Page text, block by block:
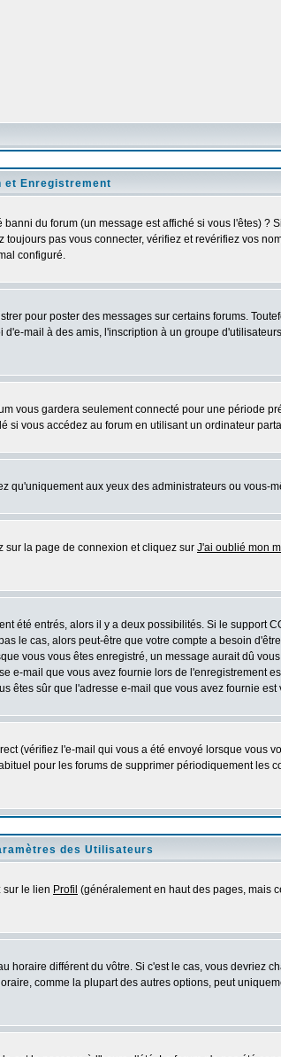
et Enregistrement
du forum (un message est affiché si vous l'êtes) ?
pas vous connecter, vérifiez et revérifiez vos
configuré.
pour poster des messages sur certains forums.
mail à des amis, l'inscription à un groupe
vous gardera seulement connecté pour une période
vous accédez au forum en utilisant un ordinateur
qu'uniquement aux yeux des administrateurs ou vous-
sur la page de connexion et cliquez sur J'ai oublié mon
été entrés, alors il y a deux possibilités. Si le support
le cas, alors peut-être que votre compte a besoin
vous vous êtes enregistré, un message aurait dû
mail que vous avez fournie lors de l'enregistrement
sûr que l'adresse e-mail que vous avez fournie
(vérifiez l'e-mail qui vous a été envoyé lorsque vous
pour les forums de supprimer périodiquement les
des Utilisateurs
sur le lien Profil (généralement en haut des pages, mais
différent du vôtre. Si c'est le cas, vous devriez
comme la plupart des autres options, peut